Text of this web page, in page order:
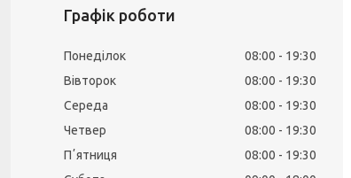
Графік роботи
Понеділок 08:00
19:30
Вівторок
08:00
19:30
Середа
08:00
19:30
Четвер
08:00
19:30
Пʼятниця
08:00
19:30